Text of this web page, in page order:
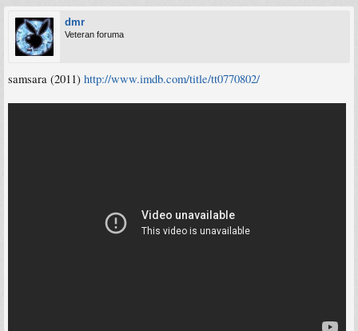
dmr
Veteran foruma
samsara (2011) http://www.imdb.com/title/tt0770802/